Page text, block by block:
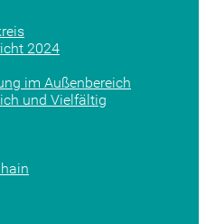
2024
im Außenbereich
und Vielfältig